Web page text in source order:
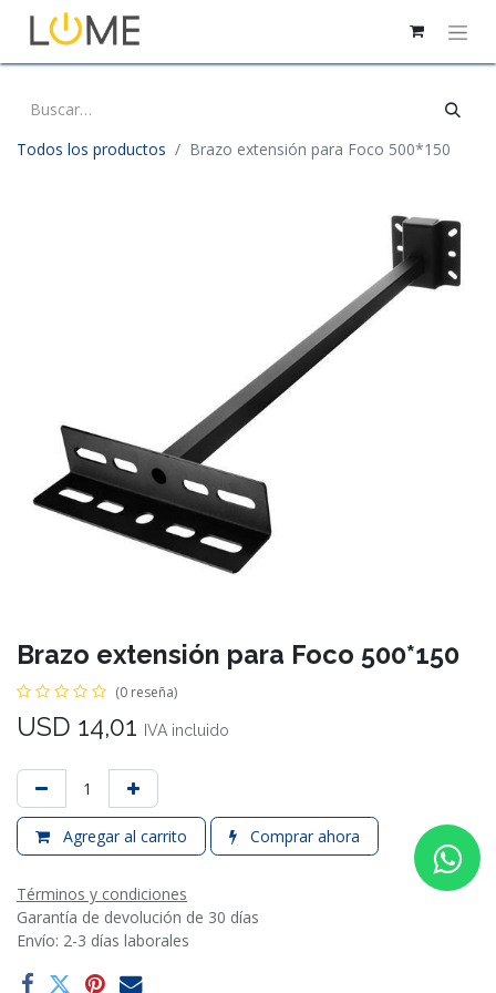
Todos los productos Brazo extensión para Foco 500*150
Brazo extensión para Foco 500*150
(0 reseña)
USD 14,01 IVA incluido
Agregar al carrito Comprar ahora
Términos y condiciones
Garantía de devolución de 30 días
Envío: 2-3 días laborales